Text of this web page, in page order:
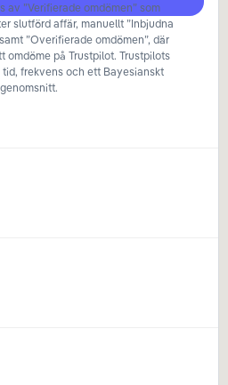
av ”Verifierade omdömen” som
slutförd affär, manuellt ”Inbjudna
”Overifierade omdömen”, där
omdöme på Trustpilot. Trustpilots
frekvens och ett Bayesianskt
genomsnitt.